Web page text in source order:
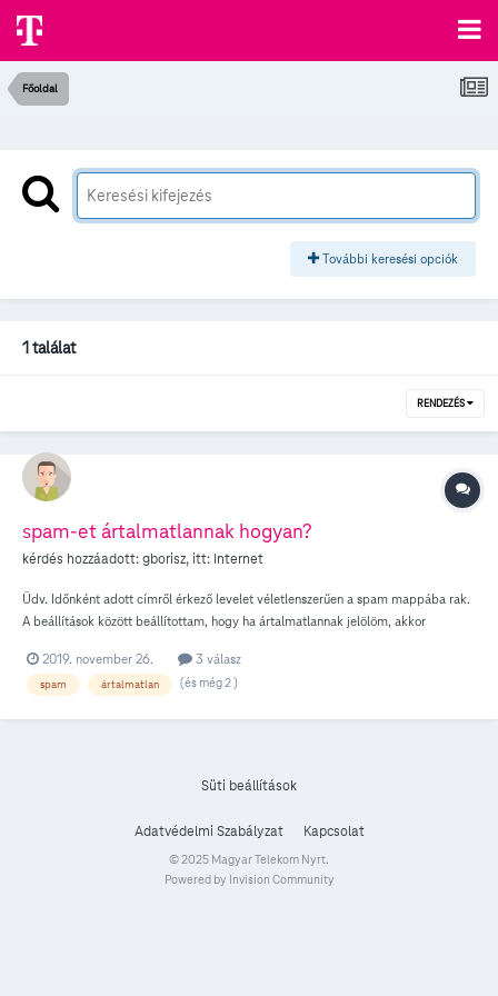
Főoldal
További keresési opciók
1 találat
RENDEZÉS
spam-et ártalmatlannak hogyan?
kérdés hozzáadott:gborisz, itt: Internet
Üdv. Időnként adott címről érkező levelet véletlenszerűen a spam mappába rak.
A beállítások között beállítottam, hogy ha ártalmatlannak jelölöm, akkor
jelölni egy levelet. (vagy sikerült az engedélyezett email címet másképpen
megfogalmazni két külön menüpontban?) Előre is köszönöm.
2019. november 26. 3 válasz
spam ártalmatlan (és még 2 )
Süti beállítások
Adatvédelmi Szabályzat Kapcsolat
© 2025 Magyar Telekom Nyrt.
Powered by Invision Community